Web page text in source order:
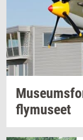
fly­mu­se­et